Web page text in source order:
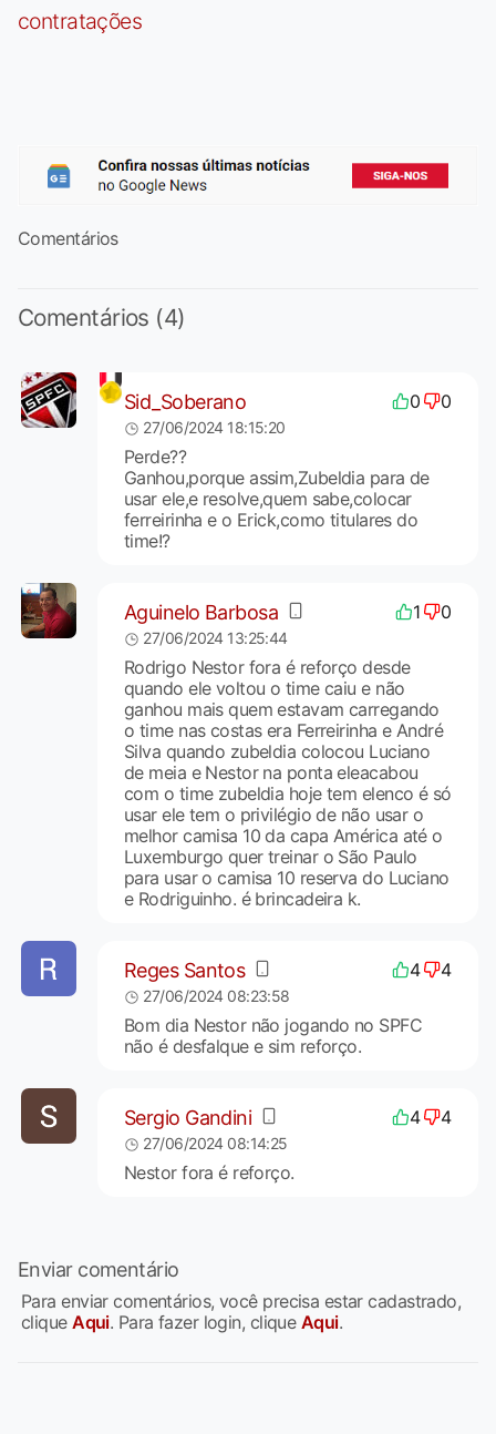
contratações
Comentários
Comentários (4)
Sid_Soberano 0 0
27/06/2024 18:15:20
Perde??
Ganhou,porque assim,Zubeldia para de
usar ele,e resolve,quem sabe,colocar
ferreirinha e o Erick,como titulares do
time!?
Aguinelo Barbosa 1 0
27/06/2024 13:25:44
Rodrigo Nestor fora é reforço desde
quando ele voltou o time caiu e não
ganhou mais quem estavam carregando
o time nas costas era Ferreirinha e André
Silva quando zubeldia colocou Luciano
de meia e Nestor na ponta eleacabou
com o time zubeldia hoje tem elenco é só
usar ele tem o privilégio de não usar o
melhor camisa 10 da capa América até o
Luxemburgo quer treinar o São Paulo
para usar o camisa 10 reserva do Luciano
e Rodriguinho. é brincadeira k.
Reges Santos 4 4
27/06/2024 08:23:58
Bom dia Nestor não jogando no SPFC
não é desfalque e sim reforço.
Sergio Gandini 4 4
27/06/2024 08:14:25
Nestor fora é reforço.
Enviar comentário
Para enviar comentários, você precisa estar cadastrado,
cliqueAqui. Para fazer login, clique Aqui.